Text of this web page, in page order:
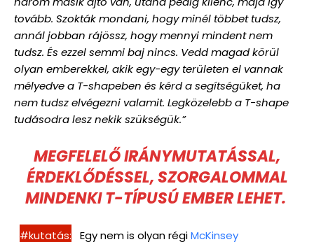
tovább. Szokták mondani, hogy minél többet tudsz,
annál jobban rájössz, hogy mennyi mindent nem
tudsz. És ezzel semmi baj nincs. Vedd magad körül
olyan emberekkel, akik egy-egy területen el vannak
mélyedve a T-shapeben és kérd a segítségüket, ha
nem tudsz elvégezni valamit. Legközelebb a T-shape
tudásodra lesz nekik szükségük.”
MEGFELELŐ IRÁNYMUTATÁSSAL,
ÉRDEKLŐDÉSSEL, SZORGALOMMAL
MINDENKI T-TÍPUSÚ EMBER LEHET.
#kutatás: Egy nem is olyan régiMcKinsey